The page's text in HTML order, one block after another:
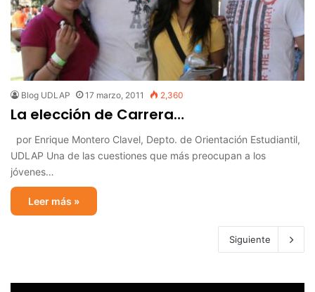
Blog UDLAP 17 marzo, 2011 2,360
La elección de Carrera…
por Enrique Montero Clavel, Depto. de Orientación Estudiantil,
UDLAP Una de las cuestiones que más preocupan a los
jóvenes…
Leer más »
Siguiente